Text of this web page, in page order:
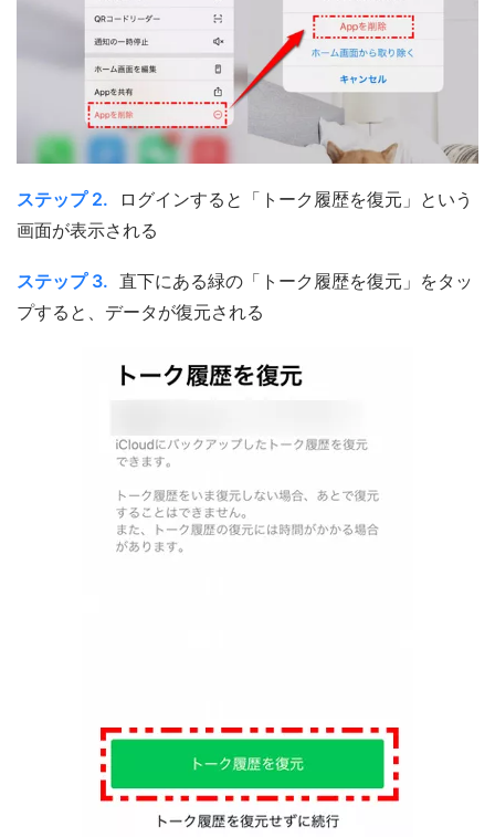
ステップ 2.
ログインすると「トーク履歴を復元」という
画面が表示される
ステップ 3. 直下にある緑の「トーク履歴を復元」をタッ
プすると、データが復元される